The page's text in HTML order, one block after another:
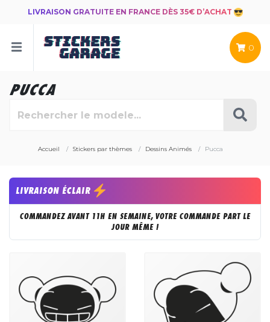
LIVRAISON GRATUITE EN FRANCE DÈS 35€ D’ACHAT
0
PUCCA
Accueil Stickers par thèmes Dessins Animés Pucca
LIVRAISON ÉCLAIR
COMMANDEZ AVANT 11H EN SEMAINE, VOTRE COMMANDE PART LE
JOUR MÊME !